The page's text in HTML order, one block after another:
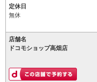
定休日
無休
店舗名
ドコモショップ高畑店